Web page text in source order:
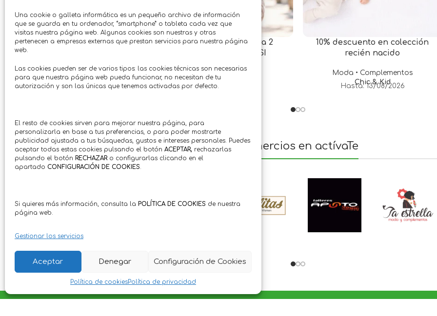
Una cookie o galleta informática es un pequeño archivo de información
que se guarda en tu ordenador, “smartphone” o tableta cada vez que
visitas nuestra página web. Algunas cookies son nuestras y otras
pertenecen a empresas externas que prestan servicios para nuestra página
web.
Las cookies pueden ser de varios tipos: las cookies técnicas son necesarias
para que nuestra página web pueda funcionar, no necesitan de tu
autorización y son las únicas que tenemos activadas por defecto.
El resto de cookies sirven para mejorar nuestra página, para
personalizarla en base a tus preferencias, o para poder mostrarte
publicidad ajustada a tus búsquedas, gustos e intereses personales. Puedes
aceptar todas estas cookies pulsando el botón ACEPTAR, rechazarlas
pulsando el botón RECHAZARo configurarlas clicando en el
apartado CONFIGURACIÓN DE COOKIES.
Si quieres más información, consulta la POLÍTICA DE COOKIES de nuestra
página web.
Gestionar los servicios
Aceptar Denegar Configuración de Cookies
Política de cookiesPolítica de privacidad
10% descuento en productos de
Agroindustria • Suministros
Fandos Market
Hasta: 31/08/2026
10% descuento compra 2
jarabes Tusserbe ESI
Salud • Belleza
Santiveri
hasta: 13/07/2026
10% descuento en colección
recién nacido
Moda • Complementos
Chic & Kid
Hasta: 13/08/2026
Comercios en actívaTe